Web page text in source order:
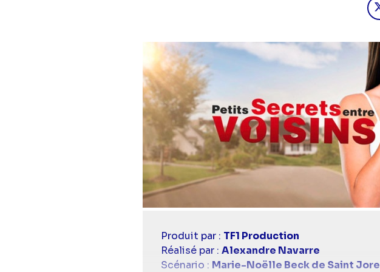
Casting
simba
Produit par : TF1 Production
Réalisé par : Alexandre Navarre
Scénario : Marie-Noëlle Beck de Saint Jore